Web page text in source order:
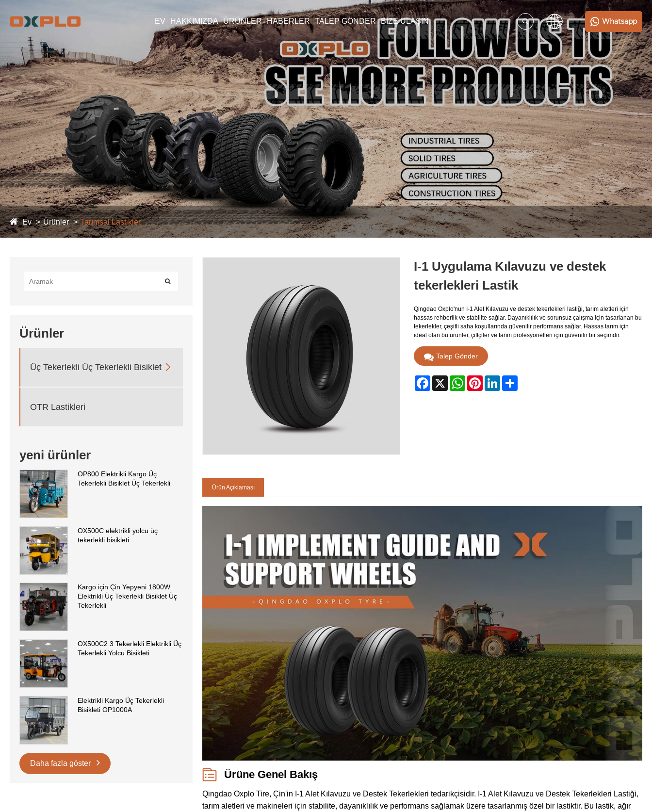
EV HAKKIMIZDA ÜRÜNLER HABERLER TALEP GÖNDER BIZE ULAŞIN Whatsapp
Ev Ürünler Tarımsal Lastikler
Ürünler
Üç Tekerlekli Üç Tekerlekli Bisiklet 
OTR Lastikleri
yeni ürünler
OP800 Elektrikli Kargo Üç
Tekerlekli Bisiklet Üç Tekerlekli
OX500C elektrikli yolcu üç
tekerlekli bisikleti
Kargo için Çin Yepyeni 1800W
Elektrikli Üç Tekerlekli Bisiklet Üç
Tekerlekli
OX500C2 3 Tekerlekli Elektrikli Üç
Tekerlekli Yolcu Bisikleti
Elektrikli Kargo Üç Tekerlekli
Bisikleti OP1000A
Daha fazla göster
I-1 Uygulama Kılavuzu ve destek
tekerlekleri Lastik
Qingdao Oxplo'nun I-1 Alet Kılavuzu ve destek tekerlekleri lastiği, tarım aletleri için
hassas rehberlik ve stabilite sağlar. Dayanıklılık ve sorunsuz çalışma için tasarlanan bu
tekerlekler, çeşitli saha koşullarında güvenilir performans sağlar. Hassas tarım için
ideal olan bu ürünler, çiftçiler ve tarım profesyonelleri için güvenilir bir seçimdir.
Talep Gönder
Facebook WhatsAppPinterestLinkedIn
Ürün Açıklaması
Ürüne Genel Bakış
Qingdao Oxplo Tire, Çin'in I-1 Alet Kılavuzu ve Destek Tekerlekleri tedarikçisidir. I-1 Alet Kılavuzu ve Destek Tekerlekleri Lastiği,
tarım aletleri ve makineleri için stabilite, dayanıklılık ve performans sağlamak üzere tasarlanmış özel bir lastiktir. Bu lastik, ağır